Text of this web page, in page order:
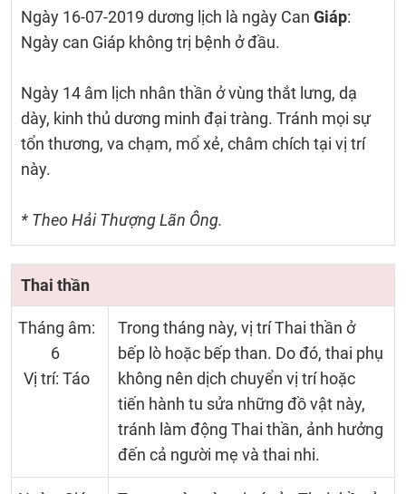
Ngày 16-07-2019 dương lịch là ngày Can Giáp:
Ngày can Giáp không trị bệnh ở đầu.
Ngày 14 âm lịch nhân thần ở vùng thắt lưng, dạ
dày, kinh thủ dương minh đại tràng. Tránh mọi sự
tổn thương, va chạm, mổ xẻ, châm chích tại vị trí
này.
* Theo Hải Thượng Lãn Ông.
Thai thần
Tháng âm:
6
Vị trí: Táo
Trong tháng này, vị trí Thai thần ở
bếp lò hoặc bếp than. Do đó, thai phụ
không nên dịch chuyển vị trí hoặc
tiến hành tu sửa những đồ vật này,
tránh làm động Thai thần, ảnh hưởng
đến cả người mẹ và thai nhi.